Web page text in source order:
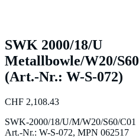
SWK 2000/18/U
Metallbowle/W20/S60
(Art.-Nr.: W-S-072)
CHF 2,108.43
SWK-2000/18/U/M/W20/S60/C01
Art.-Nr.: W-S-072, MPN 062517